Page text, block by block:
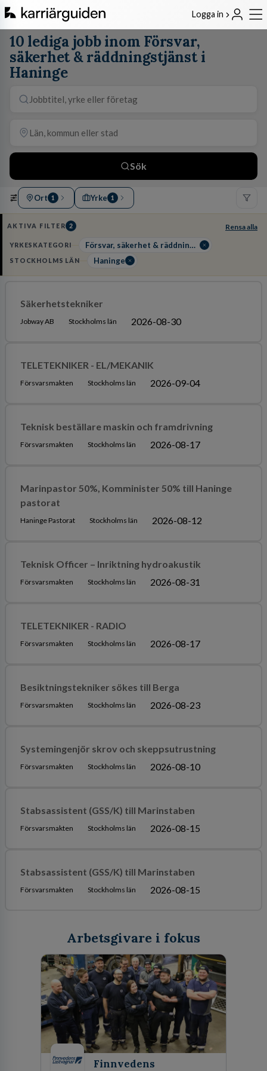
Logga in
10 lediga jobb inom Försvar,
säkerhet & räddningstjänst i
Haninge
Sök
Ort 1 Yrke 1
AKTIVA FILTER 2 Rensa alla
YRKESKATEGORI Försvar, säkerhet & räddningstjänst
STOCKHOLMS LÄN Haninge
Säkerhetstekniker
Jobway AB Stockholms län 2026-08-30
TELETEKNIKER - EL/MEKANIK
Försvarsmakten Stockholms län 2026-09-04
Teknisk beställare maskin och framdrivning
Försvarsmakten Stockholms län 2026-08-17
Marinpastor 50%, Komminister 50% till Haninge
pastorat
Haninge Pastorat Stockholms län 2026-08-12
Teknisk Officer – Inriktning hydroakustik
Försvarsmakten Stockholms län 2026-08-31
TELETEKNIKER - RADIO
Försvarsmakten Stockholms län 2026-08-17
Besiktningstekniker sökes till Berga
Försvarsmakten Stockholms län 2026-08-23
Systemingenjör skrov och skeppsutrustning
Försvarsmakten Stockholms län 2026-08-10
Stabsassistent (GSS/K) till Marinstaben
Försvarsmakten Stockholms län 2026-08-15
Stabsassistent (GSS/K) till Marinstaben
Försvarsmakten Stockholms län 2026-08-15
Arbetsgivare i fokus
Finnvedens